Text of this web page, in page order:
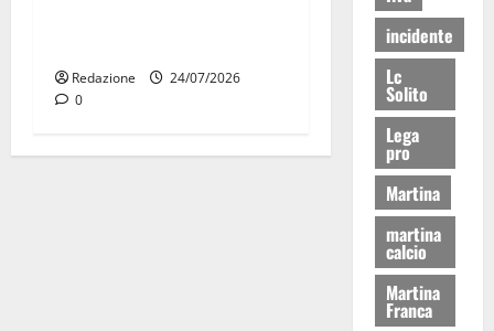
Redazione
24/07/2026
0
incidente
Lc
Solito
Lega
pro
Martina
martina
calcio
Martina
Franca